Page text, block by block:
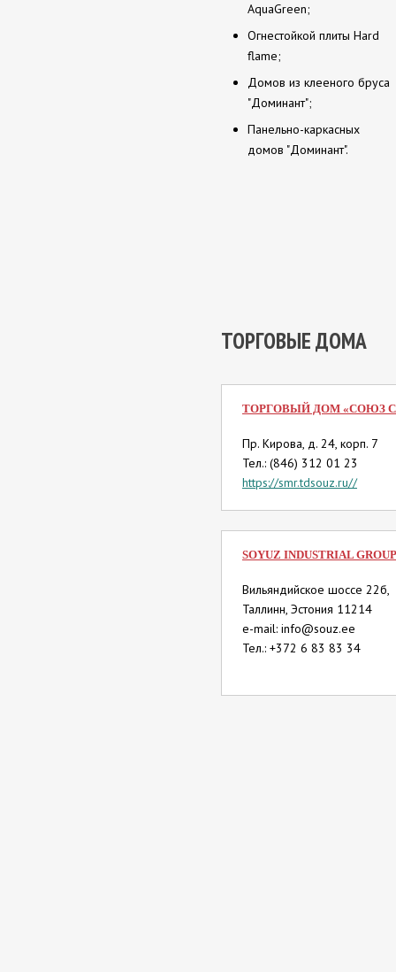
AquaGreen;
Огнестойкой плиты Hard
flame;
Домов из клееного бруса
"Доминант";
Панельно-каркасных
домов "Доминант".
ТОРГОВЫЕ ДОМА
ТОРГОВЫЙ ДОМ «СОЮЗ
Пр. Кирова, д. 24, корп. 7
Тел.: (846) 312 01 23
https://smr.tdsouz.ru//
SOYUZ INDUSTRIAL
Вильяндийское шоссе 22б,
Таллинн, Эстония 11214
e-mail: info@souz.ee
Тел.: +372 6 83 83 34